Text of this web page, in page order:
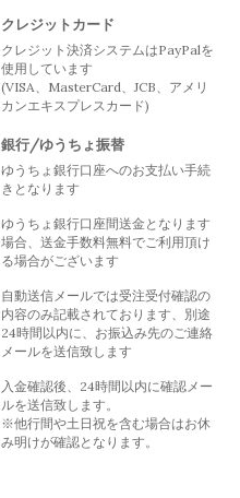
クレジットカード
クレジット決済システムはPayPalを
使用しています
(VISA、MasterCard、JCB、アメリ
カンエキスプレスカード)
銀行/ゆうちょ振替
ゆうちょ銀行口座へのお支払い手続
きとなります
ゆうちょ銀行口座間送金となります
場合、送金手数料無料でご利用頂け
る場合がございます
自動送信メールでは受注受付確認の
内容のみ記載されております、別途
24時間以内に、お振込み先のご連絡
メールを送信致します
入金確認後、24時間以内に確認メー
ルを送信致します。
※他行間や土日祝を含む場合はお休
み明けが確認となります。